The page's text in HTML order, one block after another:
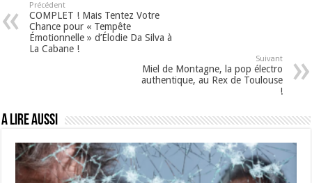
Précédent
COMPLET ! Mais Tentez Votre
Chance pour « Tempête
Émotionnelle » d’Élodie Da Silva à
La Cabane !
Suivant
Miel de Montagne, la pop électro
authentique, au Rex de Toulouse
!
A lire aussi